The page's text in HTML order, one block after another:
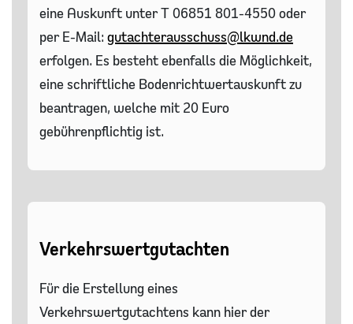
eine Auskunft unter T 06851 801-4550 oder
per E-Mail:gutachterausschuss@lkwnd.de
erfolgen. Es besteht ebenfalls die Möglichkeit,
eine schriftliche Bodenrichtwertauskunft zu
beantragen, welche mit 20 Euro
gebührenpflichtig ist.
Verkehrswertgutachten
Für die Erstellung eines
Verkehrswertgutachtens kann hier der